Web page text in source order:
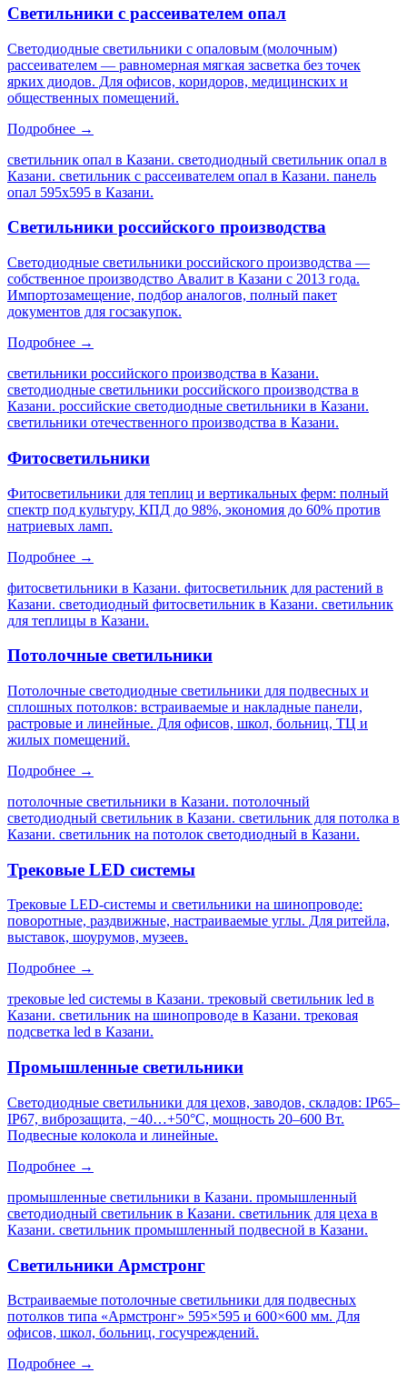
Светильники с рассеивателем опал
Светодиодные светильники с опаловым (молочным)
рассеивателем — равномерная мягкая засветка без точек
ярких диодов. Для офисов, коридоров, медицинских и
общественных помещений.
Подробнее →
светильник опал в Казани. светодиодный светильник опал в
Казани. светильник с рассеивателем опал в Казани. панель
опал 595х595 в Казани.
Светильники российского производства
Светодиодные светильники российского производства —
собственное производство Авалит в Казани с 2013 года.
Импортозамещение, подбор аналогов, полный пакет
документов для госзакупок.
Подробнее →
светильники российского производства в Казани.
светодиодные светильники российского производства в
Казани. российские светодиодные светильники в Казани.
светильники отечественного производства в Казани.
Фитосветильники
Фитосветильники для теплиц и вертикальных ферм: полный
спектр под культуру, КПД до 98%, экономия до 60% против
натриевых ламп.
Подробнее →
фитосветильники в Казани. фитосветильник для растений в
Казани. светодиодный фитосветильник в Казани. светильник
для теплицы в Казани.
Потолочные светильники
Потолочные светодиодные светильники для подвесных и
сплошных потолков: встраиваемые и накладные панели,
растровые и линейные. Для офисов, школ, больниц, ТЦ и
жилых помещений.
Подробнее →
потолочные светильники в Казани. потолочный
светодиодный светильник в Казани. светильник для потолка в
Казани. светильник на потолок светодиодный в Казани.
Трековые LED системы
Трековые LED-системы и светильники на шинопроводе:
поворотные, раздвижные, настраиваемые углы. Для ритейла,
выставок, шоурумов, музеев.
Подробнее →
трековые led системы в Казани. трековый светильник led в
Казани. светильник на шинопроводе в Казани. трековая
подсветка led в Казани.
Промышленные светильники
Светодиодные светильники для цехов, заводов, складов: IP65–
IP67, виброзащита, −40…+50°C, мощность 20–600 Вт.
Подвесные колокола и линейные.
Подробнее →
промышленные светильники в Казани. промышленный
светодиодный светильник в Казани. светильник для цеха в
Казани. светильник промышленный подвесной в Казани.
Светильники Армстронг
Встраиваемые потолочные светильники для подвесных
потолков типа «Армстронг» 595×595 и 600×600 мм. Для
офисов, школ, больниц, госучреждений.
Подробнее →